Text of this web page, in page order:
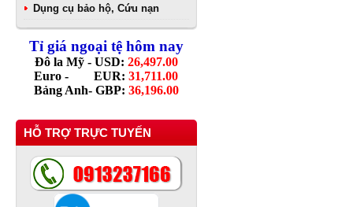
Dụng cụ bảo hộ, Cứu nạn
Tỉ giá ngoại tệ hôm nay
Đô la Mỹ - USD: 26,497.00
Euro - EUR: 31,711.00
Bảng Anh- GBP: 36,196.00
HỖ TRỢ TRỰC TUYẾN